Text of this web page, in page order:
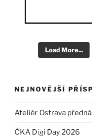
Load More...
NEJNOVĚJŠÍ
Ateliér Ostrava
ČKA Digi Day 2026